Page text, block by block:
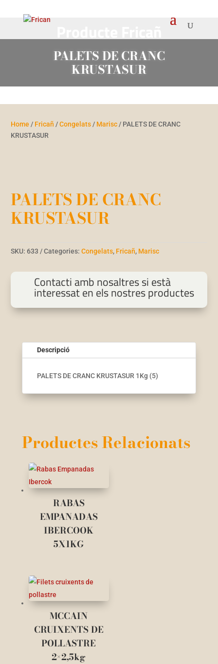
PALETS DE CRANC
KRUSTASUR
Home / Fricañ /Congelats / Marisc / PALETS DE CRANC
KRUSTASUR
PALETS DE CRANC
KRUSTASUR
SKU:633 Categories:Congelats, Fricañ, Marisc
Contacti amb nosaltres si està
interessat en els nostres productes
Descripció
PALETS DE CRANC KRUSTASUR 1Kg (5)
Productes Relacionats
RABAS
EMPANADAS
IBERCOOK
5X1KG
MCCAIN
CRUIXENTS DE
POLLASTRE
2×2,5kg